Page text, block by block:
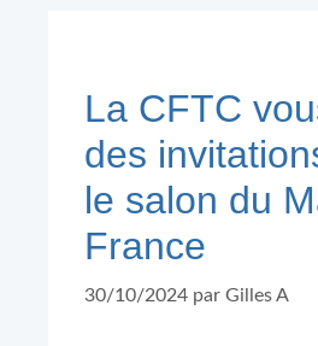
La CFTC
des
le salon du
France
30/10/2024 par Gilles A